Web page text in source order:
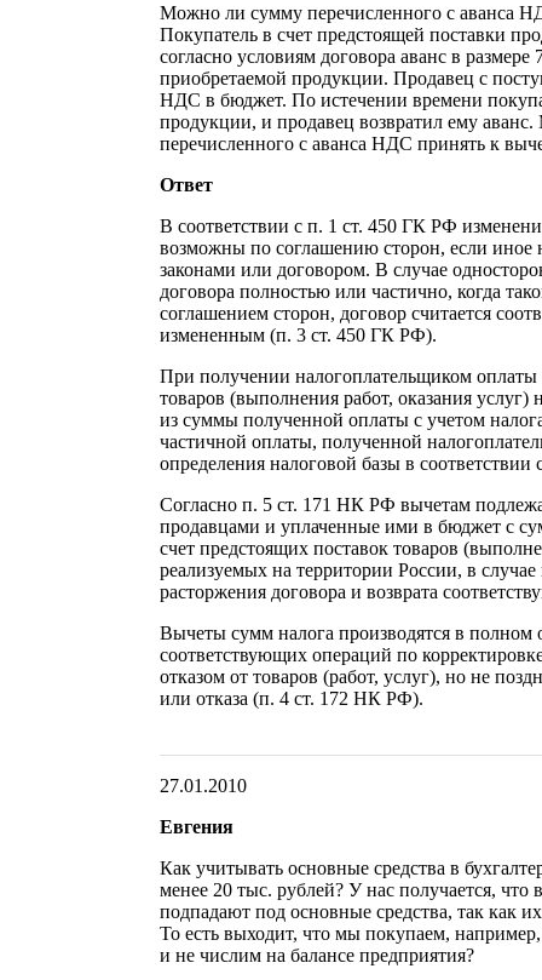
Можно ли сумму перечисленного с аванса
Покупатель в счет предстоящей поставки
согласно условиям договора аванс в
приобретаемой продукции. Продавец с
НДС в бюджет. По истечении времени
продукции, и продавец возвратил ему
перечисленного с аванса НДС принять к
Ответ
В соответствии с п. 1 ст. 450 ГК РФ
возможны по соглашению сторон, если
законами или договором. В случае
договора полностью или частично, когда
соглашением сторон, договор считается
измененным (п. 3 ст. 450 ГК РФ).
При получении налогоплательщиком оплаты
товаров (выполнения работ, оказания услуг)
из суммы полученной оплаты с учетом
частичной оплаты, полученной
определения налоговой базы в
Согласно п. 5 ст. 171 НК РФ вычетам
продавцами и уплаченные ими в бюджет с
счет предстоящих поставок товаров
реализуемых на территории России, в
расторжения договора и возврата
Вычеты сумм налога производятся в полном
соответствующих операций по
отказом от товаров (работ, услуг), но не
или отказа (п. 4 ст. 172 НК РФ).
27.01.2010
Евгения
Как учитывать основные средства в
менее 20 тыс. рублей? У нас получается, что
подпадают под основные средства, так как
То есть выходит, что мы покупаем,
и не числим на балансе предприятия?